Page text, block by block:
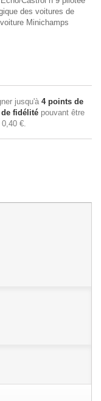
des voitures de
Minichamps
jusqu'à 4points de
fidélité pouvant être
0,40 €.